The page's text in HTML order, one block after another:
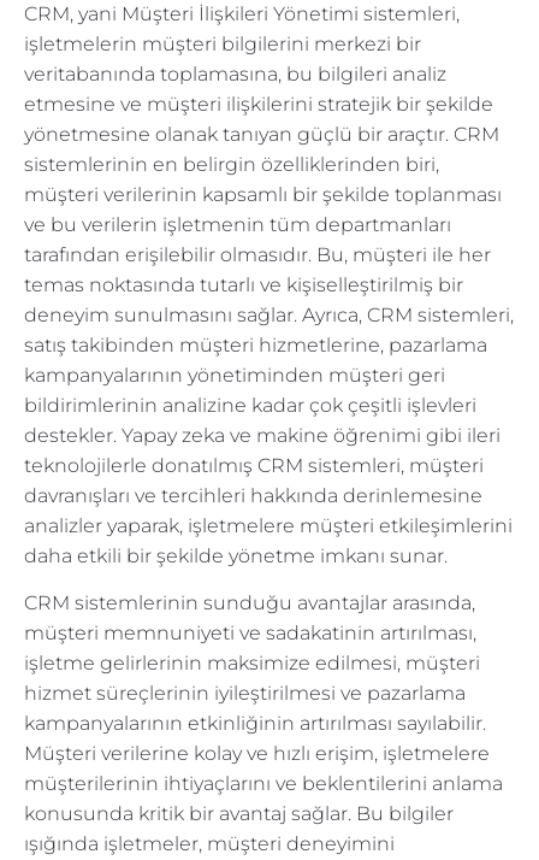
CRM, yani Müşteri İlişkileri Yönetimi sistemleri,
işletmelerin müşteri bilgilerini merkezi bir
veritabanında toplamasına, bu bilgileri analiz
etmesine ve müşteri ilişkilerini stratejik bir şekilde
yönetmesine olanak tanıyan güçlü bir araçtır. CRM
sistemlerinin en belirgin özelliklerinden biri,
müşteri verilerinin kapsamlı bir şekilde toplanması
ve bu verilerin işletmenin tüm departmanları
tarafından erişilebilir olmasıdır. Bu, müşteri ile her
temas noktasında tutarlı ve kişiselleştirilmiş bir
deneyim sunulmasını sağlar. Ayrıca, CRM sistemleri,
satış takibinden müşteri hizmetlerine, pazarlama
kampanyalarının yönetiminden müşteri geri
bildirimlerinin analizine kadar çok çeşitli işlevleri
destekler. Yapay zeka ve makine öğrenimi gibi ileri
teknolojilerle donatılmış CRM sistemleri, müşteri
davranışları ve tercihleri hakkında derinlemesine
analizler yaparak, işletmelere müşteri etkileşimlerini
daha etkili bir şekilde yönetme imkanı sunar.
CRM sistemlerinin sunduğu avantajlar arasında,
müşteri memnuniyeti ve sadakatinin artırılması,
işletme gelirlerinin maksimize edilmesi, müşteri
hizmet süreçlerinin iyileştirilmesi ve pazarlama
kampanyalarının etkinliğinin artırılması sayılabilir.
Müşteri verilerine kolay ve hızlı erişim, işletmelere
müşterilerinin ihtiyaçlarını ve beklentilerini anlama
konusunda kritik bir avantaj sağlar. Bu bilgiler
ışığında işletmeler, müşteri deneyimini